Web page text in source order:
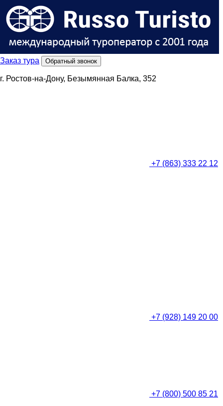
Заказ тура Обратный звонок
г. Ростов-на-Дону, Безымянная Балка, 352
+7 (863) 333 22 12
+7 (928) 149 20 00
+7 (800) 500 85 21